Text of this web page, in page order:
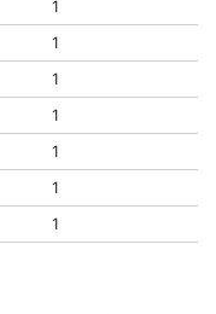
1
1
1
1
1
1
1